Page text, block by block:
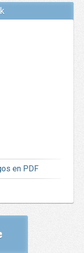
en PDF